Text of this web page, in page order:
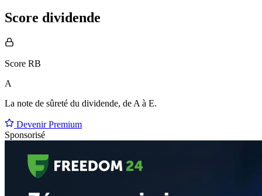
Score dividende
Score RB
A
La note de sûreté du dividende, de A à E.
Devenir Premium
Sponsorisé